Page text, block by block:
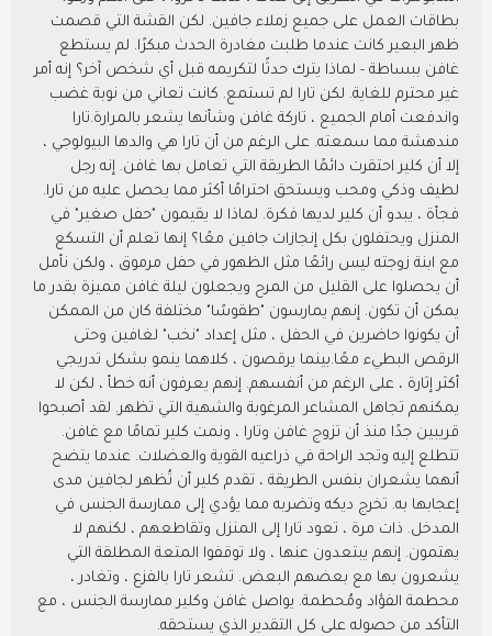
بطاقات العمل على جميع زملاء جافين. لكن القشة التي قصمت
ظهر البعير كانت عندما طلبت مغادرة الحدث مبكرًا. لم يستطع
غافن ببساطة - لماذا يترك حدثًا لتكريمه قبل أي شخص آخر؟ إنه أمر
غير محترم للغاية. لكن تارا لم تستمع. كانت تعاني من نوبة غضب
واندفعت أمام الجميع ، تاركة غافن وشأنها يشعر بالمرارة.تارا
مندهشة مما سمعته. على الرغم من أن تارا هي والدها البيولوجي ،
إلا أن كلير احتقرت دائمًا الطريقة التي تعامل بها غافن. إنه رجل
لطيف وذكي ومحب ويستحق احترامًا أكثر مما يحصل عليه من تارا.
فجأة ، يبدو أن كلير لديها فكرة. لماذا لا يقيمون "حفل صغير" في
المنزل ويحتفلون بكل إنجازات جافين معًا؟ إنها تعلم أن التسكع
مع ابنة زوجته ليس رائعًا مثل الظهور في حفل مرموق ، ولكن نأمل
أن يحصلوا على القليل من المرح ويجعلون ليلة غافن مميزة بقدر ما
يمكن أن تكون. إنهم يمارسون "طقوسًا" مختلفة كان من الممكن
أن يكونوا حاضرين في الحفل ، مثل إعداد "نخب" لغافين وحتى
الرقص البطيء معًا.بينما يرقصون ، كلاهما ينمو بشكل تدريجي
أكثر إثارة ، على الرغم من أنفسهم. إنهم يعرفون أنه خطأ ، لكن لا
يمكنهم تجاهل المشاعر المرغوبة والشهية التي تظهر. لقد أصبحوا
قريبين جدًا منذ أن تزوج غافن وتارا ، ونمت كلير تمامًا مع غافن.
تتطلع إليه وتجد الراحة في ذراعيه القوية والعضلات. عندما يتضح
أنهما يشعران بنفس الطريقة ، تقدم كلير أن تُظهر لجافين مدى
إعجابها به. تخرج ديكه وتضربه مما يؤدي إلى ممارسة الجنس في
المدخل. ذات مرة ، تعود تارا إلى المنزل وتقاطعهم ، لكنهم لا
يهتمون. إنهم يبتعدون عنها ، ولا توقفوا المتعة المطلقة التي
يشعرون بها مع بعضهم البعض. تشعر تارا بالفزع ، وتغادر ،
محطمة الفؤاد ومُحطمة. يواصل غافن وكلير ممارسة الجنس ، مع
التأكد من حصوله على كل التقدير الذي يستحقه.